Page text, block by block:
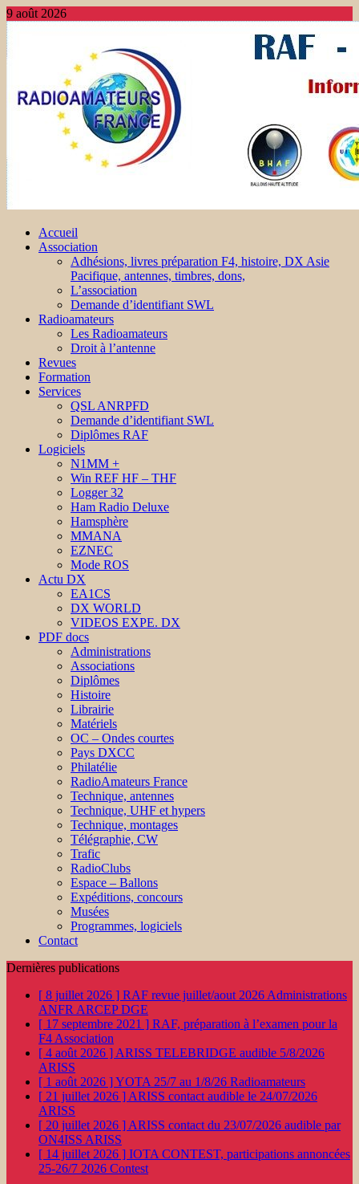
9 août 2026
Accueil
Association
Adhésions, livres préparation F4, histoire, DX Asie
Pacifique, antennes, timbres, dons,
L’association
Demande d’identifiant SWL
Radioamateurs
Les Radioamateurs
Droit à l’antenne
Revues
Formation
Services
QSL ANRPFD
Demande d’identifiant SWL
Diplômes RAF
Logiciels
N1MM +
Win REF HF – THF
Logger 32
Ham Radio Deluxe
Hamsphère
MMANA
EZNEC
Mode ROS
Actu DX
EA1CS
DX WORLD
VIDEOS EXPE. DX
PDF docs
Administrations
Associations
Diplômes
Histoire
Librairie
Matériels
OC – Ondes courtes
Pays DXCC
Philatélie
RadioAmateurs France
Technique, antennes
Technique, UHF et hypers
Technique, montages
Télégraphie, CW
Trafic
RadioClubs
Espace – Ballons
Expéditions, concours
Musées
Programmes, logiciels
Contact
Dernières publications
[ 8 juillet 2026 ] RAF revue juillet/aout 2026 Administrations
ANFR ARCEP DGE
[ 17 septembre 2021 ] RAF, préparation à l’examen pour la
F4 Association
[ 4 août 2026 ] ARISS TELEBRIDGE audible 5/8/2026
ARISS
[ 1 août 2026 ]YOTA 25/7 au 1/8/26 Radioamateurs
[ 21 juillet 2026 ] ARISS contact audible le 24/07/2026
ARISS
[ 20 juillet 2026 ] ARISS contact du 23/07/2026 audible par
ON4ISS ARISS
[ 14 juillet 2026 ] IOTA CONTEST, participations annoncées
25-26/7 2026 Contest